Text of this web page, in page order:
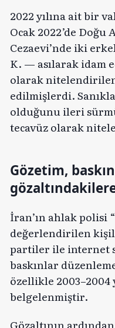
2022 yılına ait bir
Ocak 2022’de
Cezaevi’nde iki
K. — asılarak idam
olarak
edilmişlerdi.
olduğunu ileri
tecavüz olarak
Gözetim,
İran’ın ahlak polisi
değerlendirilen
partiler ile internet
baskınlar
özellikle 2003–2004
belgelenmiştir.
Gözaltının